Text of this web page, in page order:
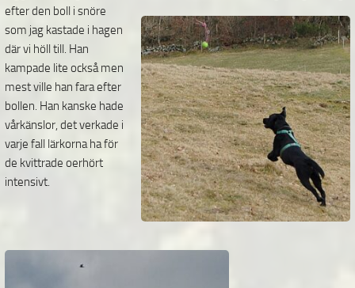
efter den boll i snöre
som jag kastade i hagen
där vi höll till. Han
kampade lite också men
mest ville han fara efter
bollen. Han kanske hade
vårkänslor, det verkade i
varje fall lärkorna ha för
de kvittrade oerhört
intensivt.